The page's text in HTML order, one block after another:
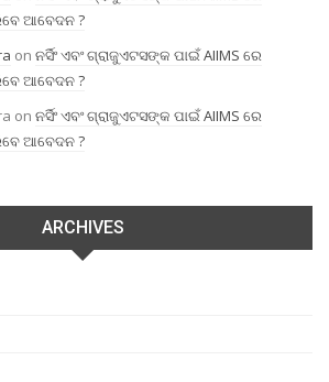
ଆବେଦନ ?
on ନର୍ସିଂ ଏବଂ ଗ୍ରାଜୁଏଟସଙ୍କ ପାଇଁ AIIMS ରେ
ଆବେଦନ ?
on ନର୍ସିଂ ଏବଂ ଗ୍ରାଜୁଏଟସଙ୍କ ପାଇଁ AIIMS ରେ
ଆବେଦନ ?
ARCHIVES